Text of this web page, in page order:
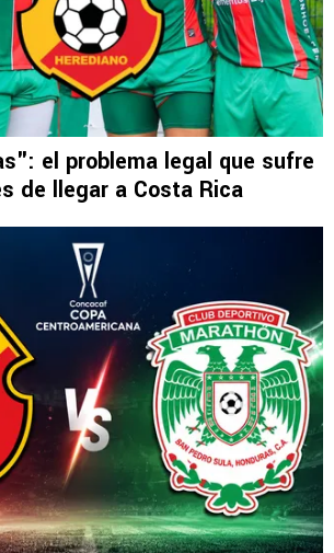
el problema legal que sufre
de llegar a Costa Rica